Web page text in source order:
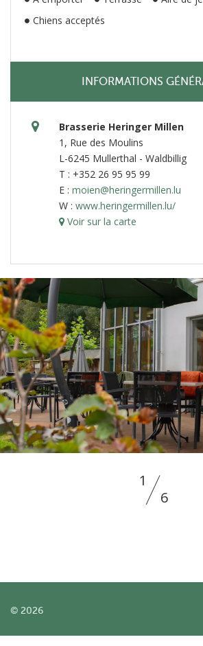
Chiens acceptés
INFORMATIONS
Brasserie Heringer Millen
1, Rue des Moulins
L-6245 Mullerthal - Waldbillig
T : +352 26 95 95 99
E : moien@heringermillen.lu
W : www.heringermillen.lu/
Voir sur la carte
1
6
© 2026